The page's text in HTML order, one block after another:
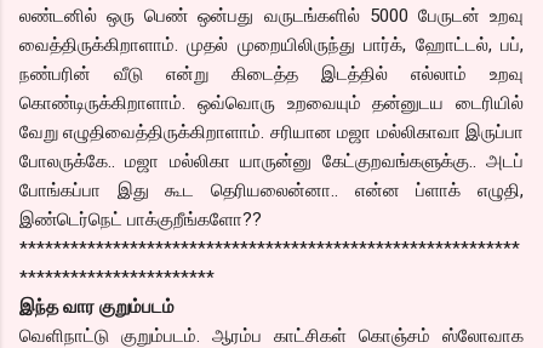
லண்டனில் ஒரு பெண் ஒன்பது வருடங்களில் 5000 பேருடன் உறவு
வைத்திருக்கிறாளாம். முதல் முறையிலிருந்து பார்க், ஹோட்டல், பப்,
நண்பரின் வீடு என்று கிடைத்த இடத்தில் எல்லாம் உறவு
கொண்டிருக்கிறாளாம். ஒவ்வொரு உறவையும் தன்னுடய டைரியில்
வேறு எழுதிவைத்திருக்கிறாளாம். சரியான மஜா மல்லிகாவா இருப்பா
போலருக்கே.. மஜா மல்லிகா யாருன்னு கேட்குறவங்களுக்கு.. அடப்
போங்கப்பா இது கூட தெரியலைன்னா.. என்ன ப்ளாக் எழுதி,
இண்டெர்நெட் பாக்குறீங்களோ??
***********************************************************
***********************
இந்த வார குறும்படம்
வெளிநாட்டு குறும்படம். ஆரம்ப காட்சிகள் கொஞ்சம் ஸ்லோவாக